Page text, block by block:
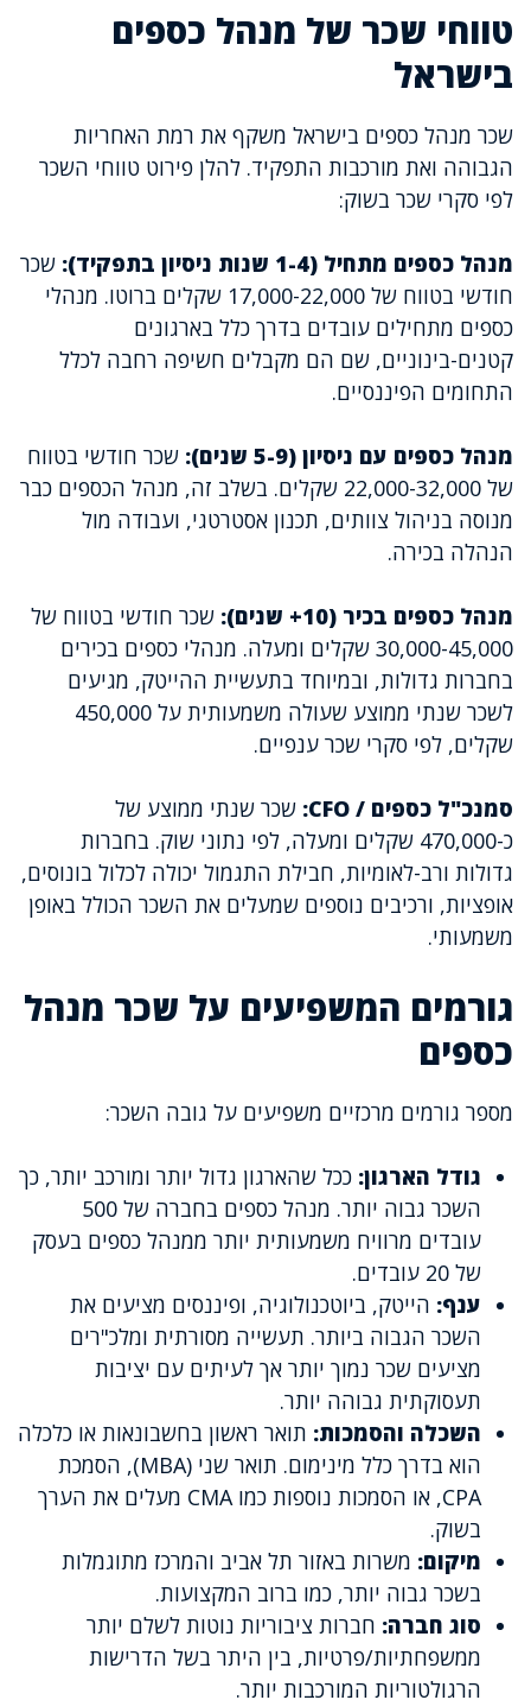
טווחי שכר של מנהל כספים
בישראל
שכר מנהל כספים בישראל משקף את רמת האחריות
הגבוהה ואת מורכבות התפקיד. להלן פירוט טווחי השכר
לפי סקרי שכר בשוק:
מנהל כספים מתחיל (1-4 שנות ניסיון בתפקיד):
שכר
חודשי בטווח של 17,000-22,000 שקלים ברוטו. מנהלי
כספים מתחילים עובדים בדרך כלל בארגונים
קטנים-בינוניים, שם הם מקבלים חשיפה רחבה לכלל
התחומים הפיננסיים.
מנהל כספים עם ניסיון (5-9 שנים):
שכר חודשי בטווח
של 22,000-32,000 שקלים. בשלב זה, מנהל הכספים כבר
מנוסה בניהול צוותים, תכנון אסטרטגי, ועבודה מול
הנהלה בכירה.
מנהל כספים בכיר (10+ שנים):
שכר חודשי בטווח של
30,000-45,000 שקלים ומעלה. מנהלי כספים בכירים
בחברות גדולות, ובמיוחד בתעשיית ההייטק, מגיעים
לשכר שנתי ממוצע שעולה משמעותית על 450,000
שקלים, לפי סקרי שכר ענפיים.
סמנכ"ל כספים / CFO:
שכר שנתי ממוצע של
כ-470,000 שקלים ומעלה, לפי נתוני שוק. בחברות
גדולות ורב-לאומיות, חבילת התגמול יכולה לכלול בונוסים,
אופציות, ורכיבים נוספים שמעלים את השכר הכולל באופן
משמעותי.
גורמים המשפיעים על שכר מנהל
כספים
מספר גורמים מרכזיים משפיעים על גובה השכר:
גודל הארגון: ככל שהארגון גדול יותר ומורכב יותר, כך
השכר גבוה יותר. מנהל כספים בחברה של 500
עובדים מרוויח משמעותית יותר ממנהל כספים בעסק
של 20 עובדים.
ענף: הייטק, ביוטכנולוגיה, ופיננסים מציעים את
השכר הגבוה ביותר. תעשייה מסורתית ומלכ"רים
מציעים שכר נמוך יותר אך לעיתים עם יציבות
תעסוקתית גבוהה יותר.
השכלה והסמכות: תואר ראשון בחשבונאות או כלכלה
הוא בדרך כלל מינימום. תואר שני (MBA), הסמכת
CPA, או הסמכות נוספות כמו CMA מעלים את הערך
בשוק.
מיקום: משרות באזור תל אביב והמרכז מתוגמלות
בשכר גבוה יותר, כמו ברוב המקצועות.
סוג חברה: חברות ציבוריות נוטות לשלם יותר
ממשפחתיות/פרטיות, בין היתר בשל הדרישות
הרגולטוריות המורכבות יותר.